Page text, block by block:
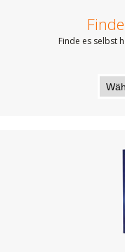
Finde es selbst